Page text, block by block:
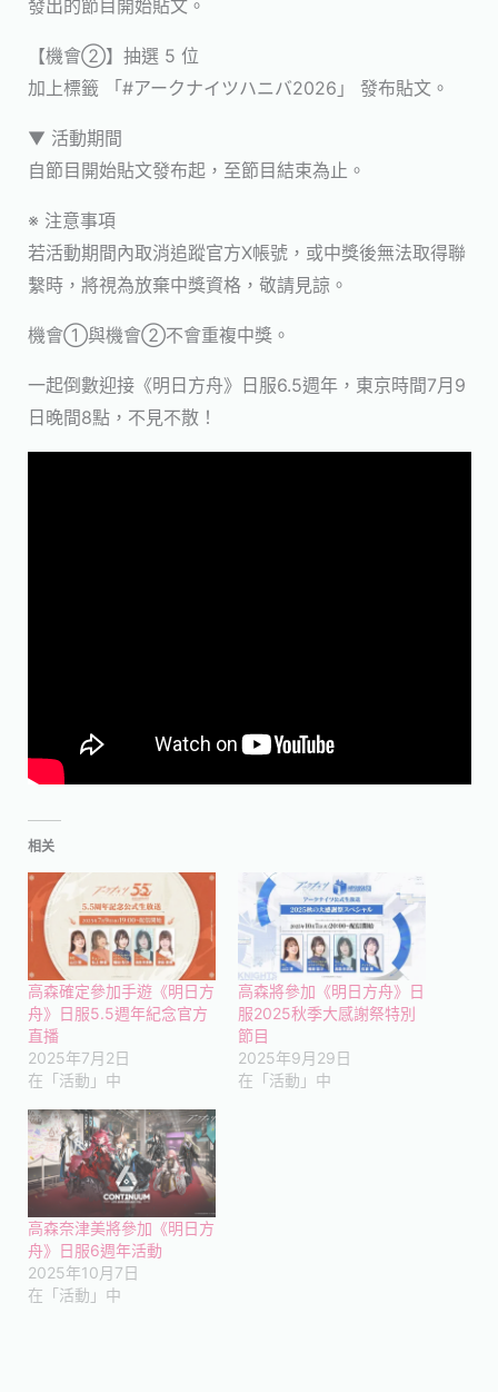
發出的節目開始貼文。
【機會②】抽選 5 位
加上標籤 「#アークナイツハニバ2026」 發布貼文。
▼ 活動期間
自節目開始貼文發布起，至節目結束為止。
※ 注意事項
若活動期間內取消追蹤官方X帳號，或中獎後無法取得聯
繫時，將視為放棄中獎資格，敬請見諒。
機會①與機會②不會重複中獎。
一起倒數迎接《明日方舟》日服6.5週年，東京時間7月9
日晚間8點，不見不散！
相关
高森確定參加手遊《明日方
舟》日服5.5週年紀念官方
直播
2025年7月2日
在「活動」中
高森將參加《明日方舟》日
服2025秋季大感謝祭特別
節目
2025年9月29日
在「活動」中
高森奈津美將參加《明日方
舟》日服6週年活動
2025年10月7日
在「活動」中